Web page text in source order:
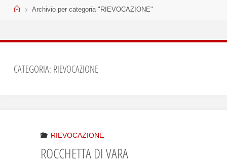
HomeArchivio per categoria "RIEVOCAZIONE"
CATEGORIA: RIEVOCAZIONE
RIEVOCAZIONE
ROCCHETTA DI VARA